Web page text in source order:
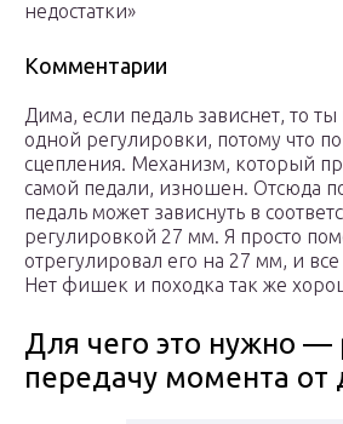
недостатки»
Комментарии
Дима, если педаль зависнет, то
одной регулировки, потому что
сцепления. Механизм, который
самой педали, изношен. Отсюда
педаль может зависнуть в
регулировкой 27 мм. Я просто
отрегулировал его на 27 мм, и
Нет фишек и походка так же
Для чего это нужно —
передачу момента от